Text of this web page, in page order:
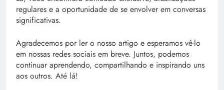
regulares e a oportunidade de se envolver em conversas
significativas.
Agradecemos por ler o nosso artigo e esperamos vê-lo
em nossas redes sociais em breve. Juntos, podemos
continuar aprendendo, compartilhando e inspirando uns
aos outros. Até lá!